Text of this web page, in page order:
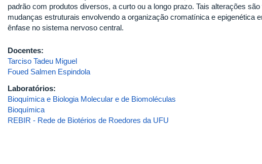
padrão com produtos diversos, a curto ou a longo prazo. Tais alterações
mudanças estruturais envolvendo a organização cromatínica e epigenética
ênfase no sistema nervoso central.
Docentes:
Tarciso Tadeu Miguel
Foued Salmen Espindola
Laboratórios:
Bioquímica e Biologia Molecular e de Biomoléculas
Bioquímica
REBIR - Rede de Biotérios de Roedores da UFU